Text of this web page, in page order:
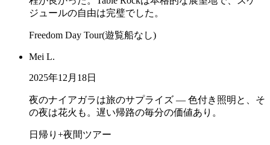
ジュールの自由は完璧でした。
Freedom Day Tour(遊覧船なし)
Mei L.
2025年12月18日
夜のナイアガラは旅のサプライズ — 色付き照明と、そ
の夜は花火も。遅い帰路の毎分の価値あり。
日帰り+夜間ツアー